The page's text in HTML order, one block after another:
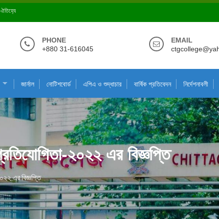
ঐতিহ্যে
PHONE
+880 31-616045
EMAIL
জার্নাল নোটিশবোর্ড এপিএ ও শুদ্ধাচার বার্ষিক প্রতিবেদন নির্দেশনাবলী
২০২২ এর বিজ্ঞপ্তি
এর বিজ্ঞপ্তি